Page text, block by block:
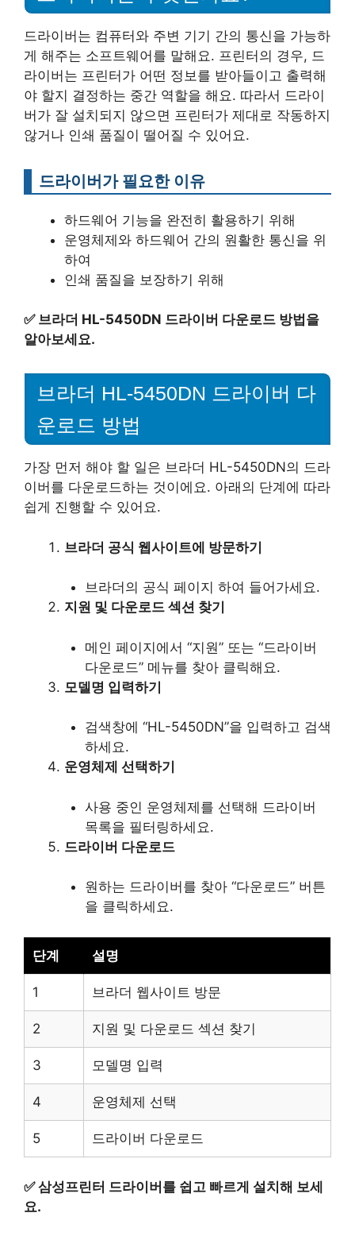
드라이버는 컴퓨터와 주변 기기 간의 통신을 가능하
게 해주는 소프트웨어를 말해요. 프린터의 경우, 드
라이버는 프린터가 어떤 정보를 받아들이고 출력해
야 할지 결정하는 중간 역할을 해요. 따라서 드라이
버가 잘 설치되지 않으면 프린터가 제대로 작동하지
않거나 인쇄 품질이 떨어질 수 있어요.
드라이버가 필요한 이유
하드웨어 기능을 완전히 활용하기 위해
운영체제와 하드웨어 간의 원활한 통신을 위
하여
인쇄 품질을 보장하기 위해
✅ 브라더 HL-5450DN 드라이버 다운로드 방법을
알아보세요.
브라더 HL-5450DN 드라이버 다
운로드 방법
가장 먼저 해야 할 일은 브라더 HL-5450DN의 드라
이버를 다운로드하는 것이에요. 아래의 단계에 따라
쉽게 진행할 수 있어요.
브라더 공식 웹사이트에 방문하기
브라더의 공식 페이지 하여 들어가세요.
지원 및 다운로드 섹션 찾기
메인 페이지에서 “지원” 또는 “드라이버
다운로드” 메뉴를 찾아 클릭해요.
모델명 입력하기
검색창에 “HL-5450DN”을 입력하고 검색
하세요.
운영체제 선택하기
사용 중인 운영체제를 선택해 드라이버
목록을 필터링하세요.
드라이버 다운로드
원하는 드라이버를 찾아 “다운로드” 버튼
을 클릭하세요.
단계 설명
1 브라더 웹사이트 방문
2 지원 및 다운로드 섹션 찾기
3 모델명 입력
4 운영체제 선택
5 드라이버 다운로드
✅삼성프린터 드라이버를 쉽고 빠르게 설치해 보세
요.